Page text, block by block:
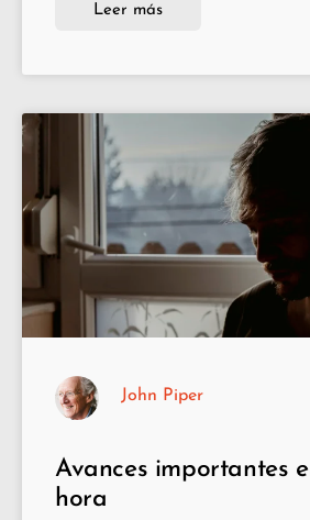
Leer más
Avances importantes
hora
John Piper